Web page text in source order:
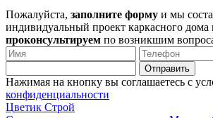
Пожалуйста, заполните форму и мы
индивидуальный проект каркасного дома
проконсультируем по возникшим
Нажимая на кнопку вы соглашаетесь с
конфиденциальности
Цветик Строй